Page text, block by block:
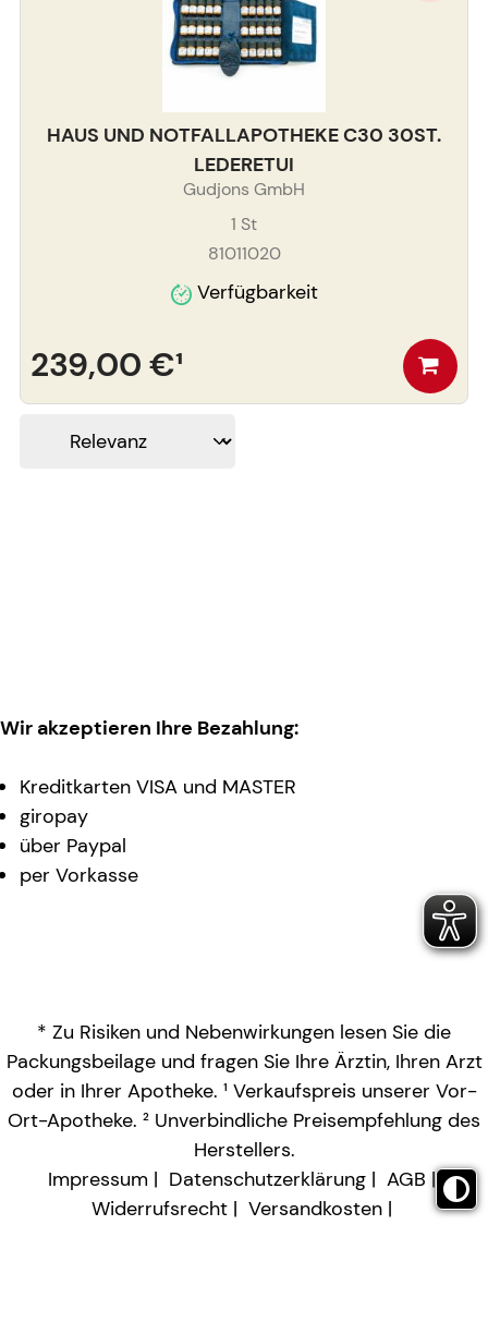
HAUS UND NOTFALLAPOTHEKE C30 30ST.
LEDERETUI
Gudjons GmbH
1 St
81011020
Verfügbarkeit
239,00 €¹
Wir akzeptieren Ihre Bezahlung:
Kreditkarten VISA und MASTER
giropay
über Paypal
per Vorkasse
* Zu Risiken und Nebenwirkungen lesen Sie die
Packungsbeilage und fragen Sie Ihre Ärztin, Ihren Arzt
oder in Ihrer Apotheke. ¹ Verkaufspreis unserer Vor-
Ort-Apotheke. ² Unverbindliche Preisempfehlung des
Herstellers.
Impressum
Datenschutzerklärung
AGB
Widerrufsrecht
Versandkosten